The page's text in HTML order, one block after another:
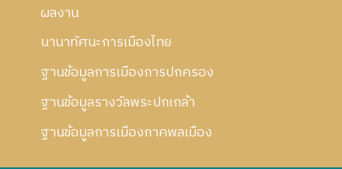
ผลงาน
นานาทัศนะการเมืองไทย
ฐานข้อมูลการเมืองการปกครอง
ฐานข้อมูลรางวัลพระปกเกล้า
ฐานข้อมูลการเมืองภาคพลเมือง